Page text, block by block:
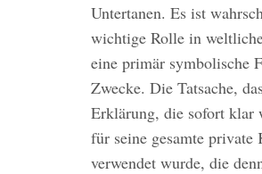
Untertanen. Es ist
wichtige Rolle in
eine primär symbolische
Zwecke. Die Tatsache,
Erklärung, die sofort klar
für seine gesamte
verwendet wurde, die